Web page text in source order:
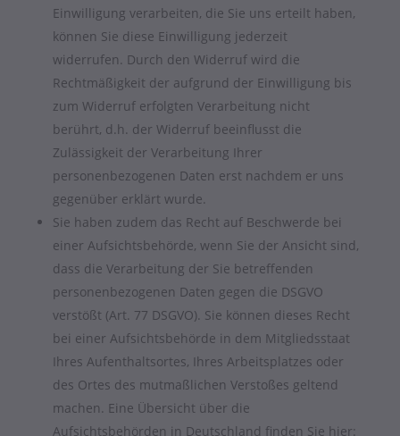
Einwilligung verarbeiten, die Sie uns erteilt haben,
können Sie diese Einwilligung jederzeit
widerrufen. Durch den Widerruf wird die
Rechtmäßigkeit der aufgrund der Einwilligung bis
zum Widerruf erfolgten Verarbeitung nicht
berührt, d.h. der Widerruf beeinflusst die
Zulässigkeit der Verarbeitung Ihrer
personenbezogenen Daten erst nachdem er uns
gegenüber erklärt wurde.
Sie haben zudem das Recht auf Beschwerde bei
einer Aufsichtsbehörde, wenn Sie der Ansicht sind,
dass die Verarbeitung der Sie betreffenden
personenbezogenen Daten gegen die DSGVO
verstößt (Art. 77 DSGVO). Sie können dieses Recht
bei einer Aufsichtsbehörde in dem Mitgliedsstaat
Ihres Aufenthaltsortes, Ihres Arbeitsplatzes oder
des Ortes des mutmaßlichen Verstoßes geltend
machen. Eine Übersicht über die
Aufsichtsbehörden in Deutschland finden Sie hier: